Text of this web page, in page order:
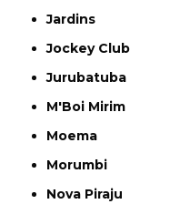
Jardins
Jockey Club
Jurubatuba
M'Boi Mirim
Moema
Morumbi
Nova Piraju